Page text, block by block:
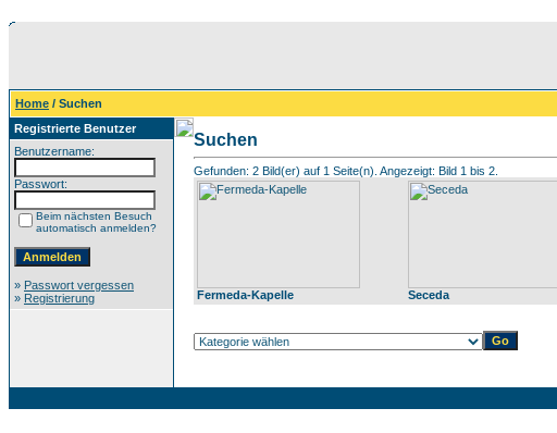
Home / Suchen
Registrierte Benutzer
Benutzername:
Passwort:
Beim nächsten Besuch
automatisch anmelden?
» Passwort vergessen
» Registrierung
Suchen
Gefunden: 2 Bild(er) auf 1 Seite(n). Angezeigt: Bild 1 bis 2.
Fermeda-Kapelle Seceda